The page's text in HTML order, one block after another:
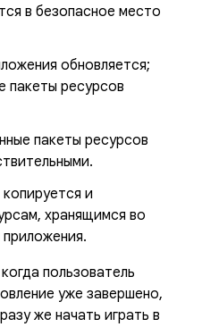
в безопасное место
обновляется;
пакеты ресурсов
пакеты ресурсов
и
хранящимся во
пользователь
уже завершено,
же начать играть в